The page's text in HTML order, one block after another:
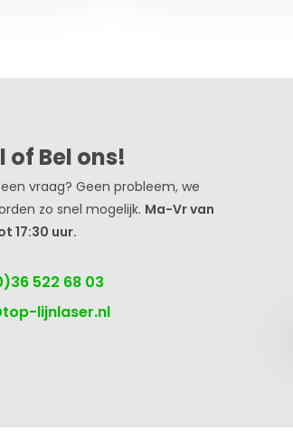
of Bel ons!
vraag? Geen probleem, we
zo snel mogelijk. Ma-Vr van
17:30 uur.
522 68 03
lijnlaser.nl